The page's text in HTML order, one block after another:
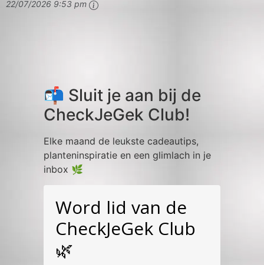
22/07/2026 9:53 pm
📬 Sluit je aan bij de
CheckJeGek Club!
Elke maand de leukste cadeautips,
planteninspiratie en een glimlach in je
inbox 🌿
Word lid van de
CheckJeGek Club
🌿